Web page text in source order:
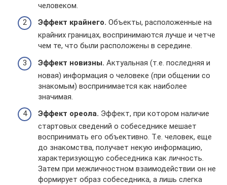
человеком.
Эффект крайнего. Объекты, расположенные на
крайних границах, воспринимаются лучше и четче
чем те, что были расположены в середине.
Эффект новизны. Актуальная (т.е. последняя и
новая) информация о человеке (при общении со
знакомым) воспринимается как наиболее
значимая.
Эффект ореола. Эффект, при котором наличие
стартовых сведений о собеседнике мешает
воспринимать его объективно. Т.е. человек, еще
до знакомства, получает некую информацию,
характеризующую собеседника как личность.
Затем при межличностном взаимодействии он не
формирует образ собеседника, а лишь слегка